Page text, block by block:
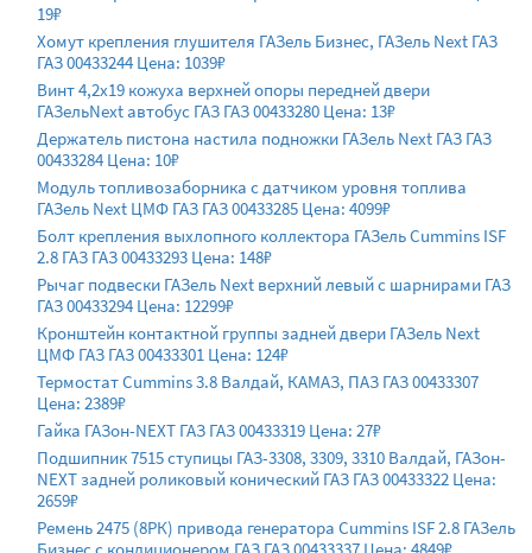
19₽
Хомут крепления глушителя ГАЗель Бизнес, ГАЗель Next ГАЗ
ГАЗ 00433244 Цена: 1039₽
Винт 4,2х19 кожуха верхней опоры передней двери
ГАЗельNext автобус ГАЗ ГАЗ 00433280 Цена: 13₽
Держатель пистона настила подножки ГАЗель Next ГАЗ ГАЗ
00433284 Цена: 10₽
Модуль топливозаборника с датчиком уровня топлива
ГАЗель Next ЦМФ ГАЗ ГАЗ 00433285 Цена: 4099₽
Болт крепления выхлопного коллектора ГАЗель Cummins ISF
2.8 ГАЗ ГАЗ 00433293 Цена: 148₽
Рычаг подвески ГАЗель Next верхний левый с шарнирами ГАЗ
ГАЗ 00433294 Цена: 12299₽
Кронштейн контактной группы задней двери ГАЗель Next
ЦМФ ГАЗ ГАЗ 00433301 Цена: 124₽
Термостат Cummins 3.8 Валдай, КАМАЗ, ПАЗ ГАЗ 00433307
Цена: 2389₽
Гайка ГАЗон-NEXT ГАЗ ГАЗ 00433319 Цена: 27₽
Подшипник 7515 ступицы ГАЗ-3308, 3309, 3310 Валдай, ГАЗон-
NEXT задней роликовый конический ГАЗ ГАЗ 00433322 Цена:
2659₽
Ремень 2475 (8РК) привода генератора Cummins ISF 2.8 ГАЗель